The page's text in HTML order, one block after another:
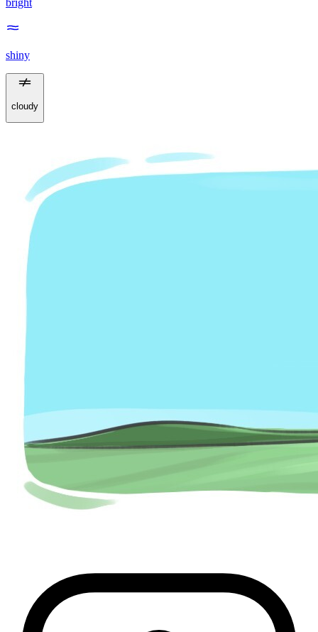
shiny
cloudy